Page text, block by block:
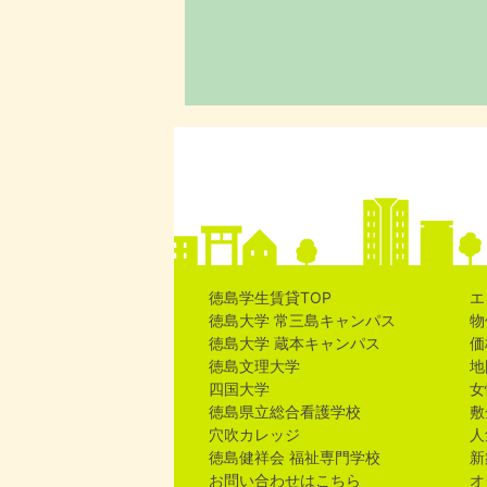
徳島学生賃貸TOP
徳島大学 常三島キャンパス
徳島大学 蔵本キャンパス
徳島文理大学
四国大学
徳島県立総合看護学校
穴吹カレッジ
徳島健祥会 福祉専門学校
お問い合わせはこちら